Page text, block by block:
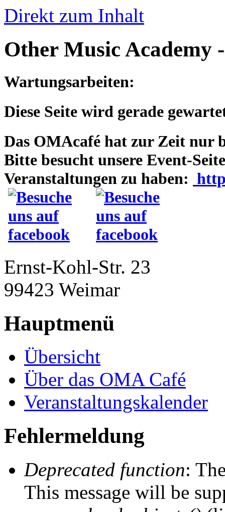
Direkt zum Inhalt
Other Music Academy
Wartungsarbeiten:
Diese Seite wird gerade
Das OMAcafé hat zur Zeit nur
Bitte besucht unsere Event-
Veranstaltungen zu haben:
Ernst-Kohl-Str. 23
99423 Weimar
Hauptmenü
Übersicht
Über das OMA Café
Veranstaltungskalender
Fehlermeldung
Deprecated function:
This message will be